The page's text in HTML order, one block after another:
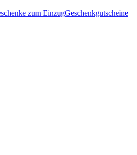
zum EinzugGeschenkgutscheine